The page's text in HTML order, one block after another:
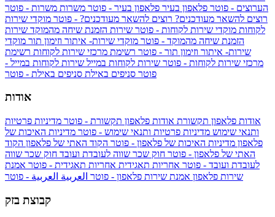
הערוצים - פוטר פלאפון בעיר פלאפון בעיר - פוטר משרות משרות - פוטר
רוצים להשאר מעודכנים? רוצים להשאר מעודכנים? - פוטר מוקדי שירות
לקוחות מוקדי שירות לקוחות - פוטר שירות הזמנת שיחה מהמוקד שירות
הזמנת שיחה מהמוקד - פוטר מוקדי שירות- איתור וזימון תור מוקדי
שירות- איתור וזימון תור - פוטר רשימת מרכזי שירות לקוחות רשימת
מרכזי שירות לקוחות - פוטר שירות לקוחות במייל שירות לקוחות במייל -
פוטר סניפים באילת סניפים באילת - פוטר
אודות
אודות פלאפון תקשורת אודות פלאפון תקשורת - פוטר מדיניות פרטיות
ותנאי שימוש מדיניות פרטיות ותנאי שימוש - פוטר מדיניות האיכות של
פלאפון מדיניות האיכות של פלאפון - פוטר הקוד האתי של פלאפון הקוד
האתי של פלאפון - פוטר חוק שכר שווה לעובדת ועובד חוק שכר שווה
לעובדת ועובד - פוטר אחריות תאגידית אחריות תאגידית - פוטר אמנת
שירות פלאפון אמנת שירות פלאפון - פוטר العربية العربية - פוטר
קבוצת בזק